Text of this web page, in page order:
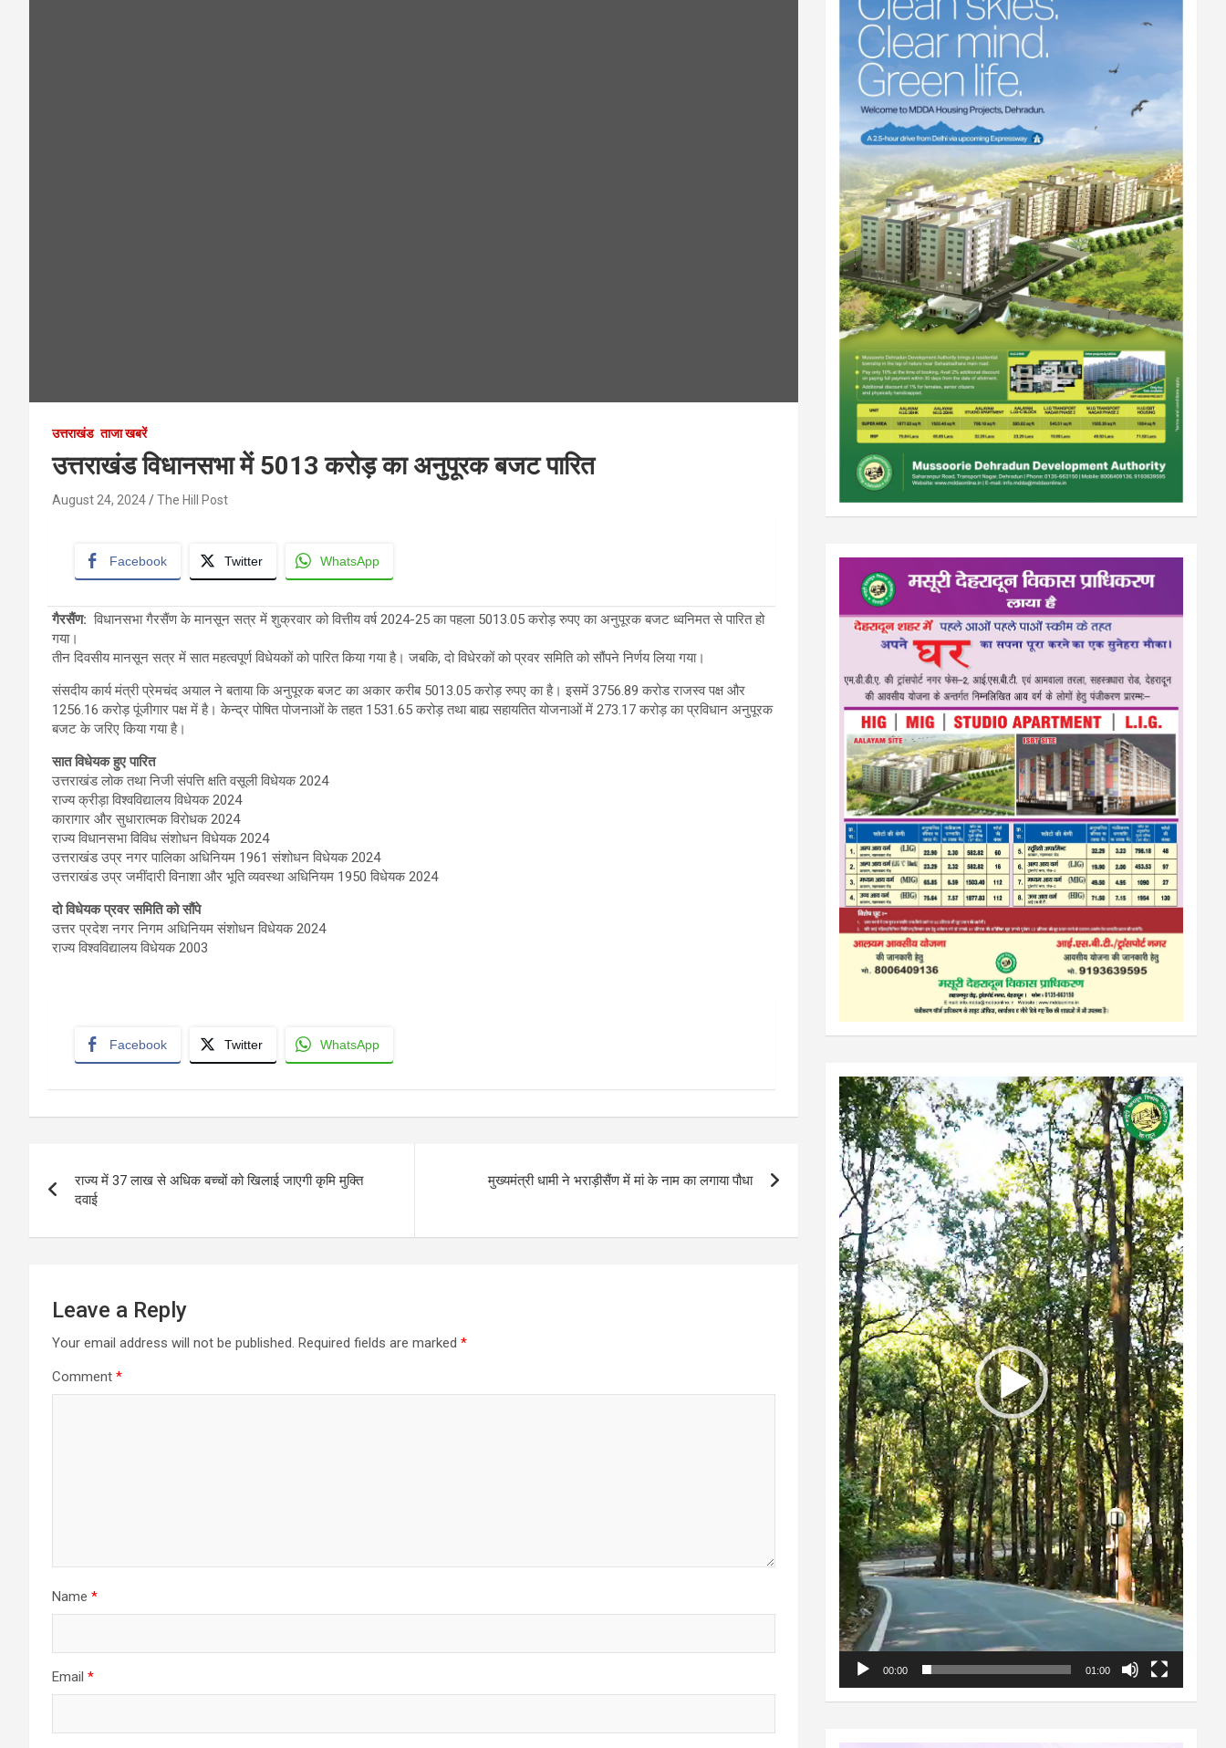
उत्तराखंड ताजा खबरें
उत्तराखंड विधानसभा में 5013 करोड़ का अनुपूरक बजट पारित
August 24, 2024 The Hill Post
Facebook Twitter WhatsApp
गैरसैंण: विधानसभा गैरसैंण के मानसून सत्र में शुक्रवार को वित्तीय वर्ष 2024-25 का पहला 5013.05 करोड़ रुपए का अनुपूरक बजट ध्वनिमत से पारित हो
गया।
तीन दिवसीय मानसून सत्र में सात महत्वपूर्ण विधेयकों को पारित किया गया है। जबकि, दो विधेरकों को प्रवर समिति को सौंपने निर्णय लिया गया।
संसदीय कार्य मंत्री प्रेमचंद अयाल ने बताया कि अनुपूरक बजट का अकार करीब 5013.05 करोड़ रुपए का है। इसमें 3756.89 करोड राजस्व पक्ष और
1256.16 करोड़ पूंजीगार पक्ष में है। केन्द्र पोषित पोजनाओं के तहत 1531.65 करोड़ तथा बाह्य सहायतित योजनाओं में 273.17 करोड़ का प्रविधान अनुपूरक
बजट के जरिए किया गया है।
सात विधेयक हुए पारित
उत्तराखंड लोक तथा निजी संपत्ति क्षति वसूली विधेयक 2024
राज्य क्रीड़ा विश्वविद्यालय विधेयक 2024
कारागार और सुधारात्मक विरोधक 2024
राज्य विधानसभा विविध संशोधन विधेयक 2024
उत्तराखंड उप्र नगर पालिका अधिनियम 1961 संशोधन विधेयक 2024
उत्तराखंड उप्र जमींदारी विनाशा और भूति व्यवस्था अधिनियम 1950 विधेयक 2024
दो विधेयक प्रवर समिति को सौंपे
उत्तर प्रदेश नगर निगम अधिनियम संशोधन विधेयक 2024
राज्य विश्वविद्यालय विधेयक 2003
Facebook Twitter WhatsApp
navigation
राज्य में 37 लाख से अधिक बच्चों को खिलाई जाएगी कृमि मुक्ति
दवाई
मुख्यमंत्री धामी ने भराड़ीसैंण में मां के नाम का लगाया पौधा
Leave a Reply
Your email address will not be published. Required fields are marked *
Comment *
Name *
Email *
Video
Player
00:00 01:00